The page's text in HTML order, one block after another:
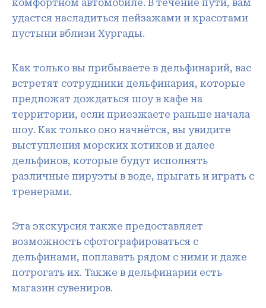
комфортном автомобиле. В течение пути, вам
удастся насладиться пейзажами и красотами
пустыни вблизи Хургады.
Как только вы прибываете в дельфинарий, вас
встретят сотрудники дельфинария, которые
предложат дождаться шоу в кафе на
территории, если приезжаете раньше начала
шоу. Как только оно начнётся, вы увидите
выступления морских котиков и далее
дельфинов, которые будут исполнять
различные пируэты в воде, прыгать и играть с
тренерами.
Эта экскурсия также предоставляет
возможность сфотографироваться с
дельфинами, поплавать рядом с ними и даже
потрогать их. Также в дельфинарии есть
магазин сувениров.